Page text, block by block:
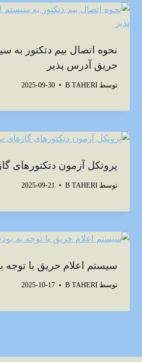
نحوه اتصال بیم دتکتور به
حریق آدرس پذیر
توسط B TAHERI
2025-09-30
پروتکل آزمون دتکتورهای
توسط B TAHERI
2025-09-21
سیستم اعلام حریق با توجه
توسط B TAHERI
2025-10-17